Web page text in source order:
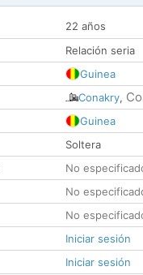
22 años
Relación seria
Guinea
Conakry,
Guinea
Soltera
No
No
No
Iniciar sesión
Iniciar sesión